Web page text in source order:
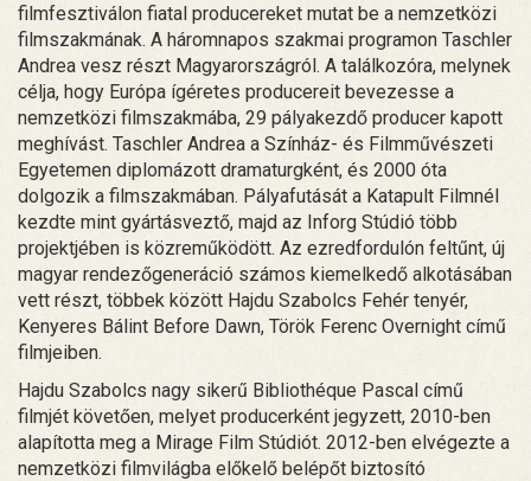
filmfesztiválon fiatal producereket mutat be a nemzetközi
filmszakmának. A háromnapos szakmai programon Taschler
Andrea vesz részt Magyarországról. A találkozóra, melynek
célja, hogy Európa ígéretes producereit bevezesse a
nemzetközi filmszakmába, 29 pályakezdő producer kapott
meghívást. Taschler Andrea a Színház- és Filmművészeti
Egyetemen diplomázott dramaturgként, és 2000 óta
dolgozik a filmszakmában. Pályafutását a Katapult Filmnél
kezdte mint gyártásveztő, majd az Inforg Stúdió több
projektjében is közreműködött. Az ezredfordulón feltűnt, új
magyar rendezőgeneráció számos kiemelkedő alkotásában
vett részt, többek között Hajdu Szabolcs Fehér tenyér,
Kenyeres Bálint Before Dawn, Török Ferenc Overnight című
filmjeiben.
Hajdu Szabolcs nagy sikerű Bibliothéque Pascal című
filmjét követően, melyet producerként jegyzett, 2010-ben
alapította meg a Mirage Film Stúdiót. 2012-ben elvégezte a
nemzetközi filmvilágba előkelő belépőt biztosító